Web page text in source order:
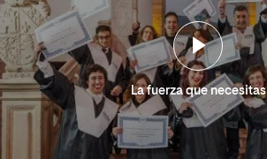
La fuerza que necesitas